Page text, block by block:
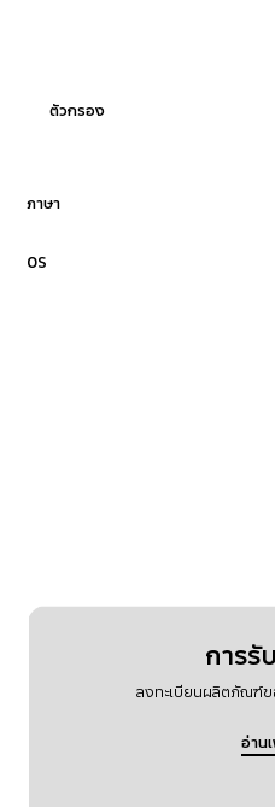
ตัวกรอง
ภาษา
OS
การรั
ลงทะเบียนผลิตภัณฑ์ข
อ่าน